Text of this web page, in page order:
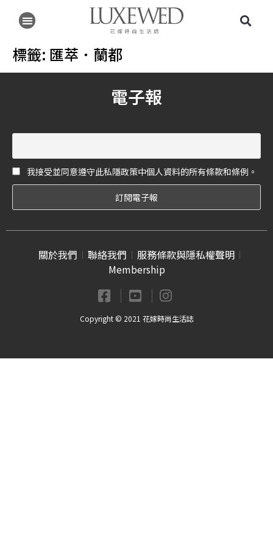
標籤: 匯萃．蘭都
電子報
我接受並同意遵守此私隱政策中個人資料的所有條款和條例。
關於我們 聯絡我們
服務條款與隱私權聲明
Membership
Copyright © 2021 花嫁時尚生活誌